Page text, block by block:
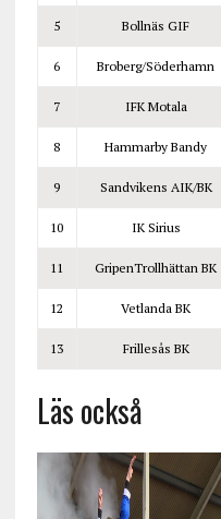
5 Bollnäs GIF
6 Broberg/Söderhamn
7 IFK Motala
8 Hammarby Bandy
9 Sandvikens AIK/BK
10 IK Sirius
11 GripenTrollhättan BK
12 Vetlanda BK
13 Frillesås BK
Läs också